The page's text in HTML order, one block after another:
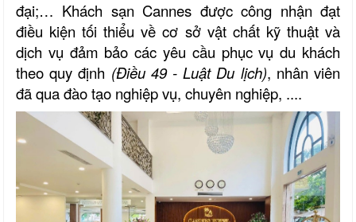
đại;… Khách sạn Cannes được công nhận đạt
điều kiện tối thiểu về cơ sở vật chất kỹ thuật và
dịch vụ đảm bảo các yêu cầu phục vụ du khách
theo quy định (Điều 49 - Luật Du lịch), nhân viên
đã qua đào tạo nghiệp vụ, chuyên nghiệp, ....